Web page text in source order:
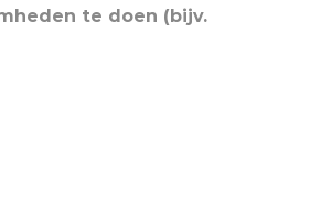
te doen (bijv.